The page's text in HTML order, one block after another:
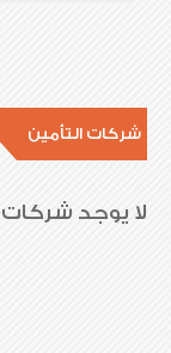
شركات التأمين
لا يوجد شركات